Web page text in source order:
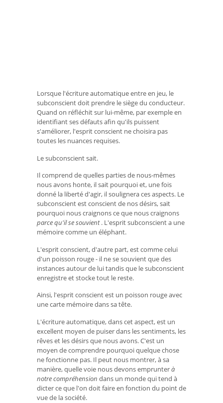
Lorsque l'écriture automatique entre en jeu, le
subconscient doit prendre le siège du conducteur.
Quand on réfléchit sur lui-même, par exemple en
identifiant ses défauts afin qu'ils puissent
s'améliorer, l'esprit conscient ne choisira pas
toutes les nuances requises.
Le subconscient sait.
Il comprend de quelles parties de nous-mêmes
nous avons honte, il sait pourquoi et, une fois
donné la liberté d'agir, il soulignera ces aspects. Le
subconscient est conscient de nos désirs, sait
pourquoi nous craignons ce que nous craignons
parce qu'il se souvient. L'esprit subconscient a une
mémoire comme un éléphant.
L'esprit conscient, d'autre part, est comme celui
d'un poisson rouge - il ne se souvient que des
instances autour de lui tandis que le subconscient
enregistre et stocke tout le reste.
Ainsi, l'esprit conscient est un poisson rouge avec
une carte mémoire dans sa tête.
L'écriture automatique, dans cet aspect, est un
excellent moyen de puiser dans les sentiments, les
rêves et les désirs que nous avons. C'est un
moyen de comprendre pourquoi quelque chose
ne fonctionne pas. Il peut nous montrer, à sa
manière, quelle voie nous devons emprunterà
notre compréhension dans un monde qui tend à
dicter ce que l'on doit faire en fonction du point de
vue de la société.